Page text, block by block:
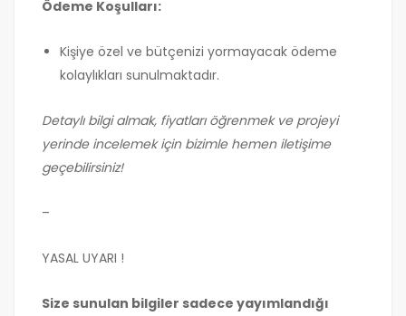
Ödeme Koşulları:
Kişiye özel ve bütçenizi yormayacak ödeme
kolaylıkları sunulmaktadır.
Detaylı bilgi almak, fiyatları öğrenmek ve projeyi
yerinde incelemek için bizimle hemen iletişime
geçebilirsiniz!
–
YASAL UYARI !
Size sunulan bilgiler sadece yayımlandığı